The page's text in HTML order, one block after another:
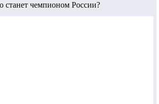
станет чемпионом России?